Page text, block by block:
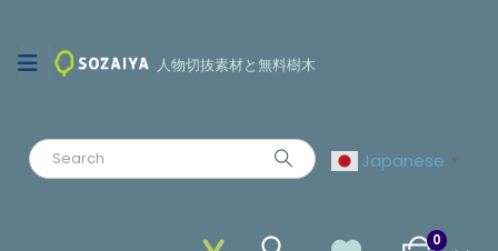
人物切抜素材と無料樹木
Japanese ▼
0